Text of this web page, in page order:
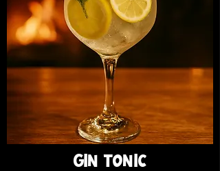
GIN TONIC